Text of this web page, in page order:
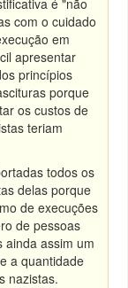
é "não
com o cuidado
em
apresentar
princípios
porque
os custos de
teriam
todos os
delas porque
de execuções
de pessoas
ainda assim um
a quantidade
nazistas.